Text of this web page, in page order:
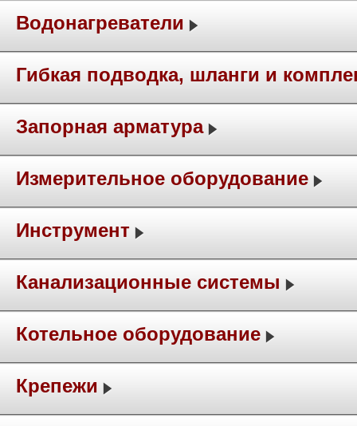
Водонагреватели
Гибкая подводка, шланги и
Запорная арматура
Измерительное оборудование
Инструмент
Канализационные системы
Котельное оборудование
Крепежи